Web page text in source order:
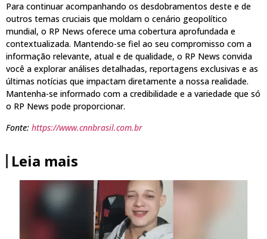
Para continuar acompanhando os desdobramentos deste e de
outros temas cruciais que moldam o cenário geopolítico
mundial, o RP News oferece uma cobertura aprofundada e
contextualizada. Mantendo-se fiel ao seu compromisso com a
informação relevante, atual e de qualidade, o RP News convida
você a explorar análises detalhadas, reportagens exclusivas e as
últimas notícias que impactam diretamente a nossa realidade.
Mantenha-se informado com a credibilidade e a variedade que só
o RP News pode proporcionar.
Fonte: https://www.cnnbrasil.com.br
Leia mais